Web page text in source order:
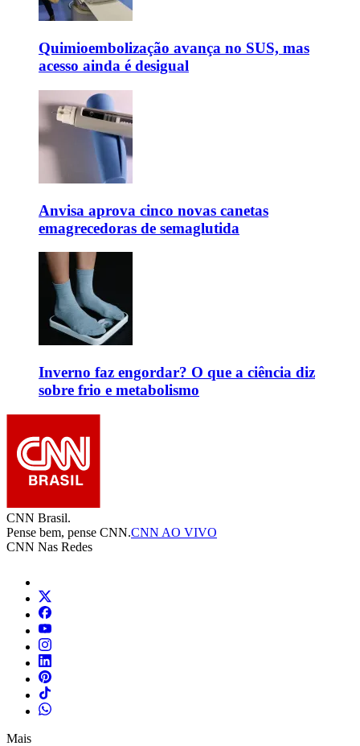
Quimioembolização avança no SUS, mas
acesso ainda é desigual
Anvisa aprova cinco novas canetas
emagrecedoras de semaglutida
Inverno faz engordar? O que a ciência diz
sobre frio e metabolismo
CNN Brasil.
Pense bem, pense CNN.CNN AO VIVO
CNN Nas Redes
Mais